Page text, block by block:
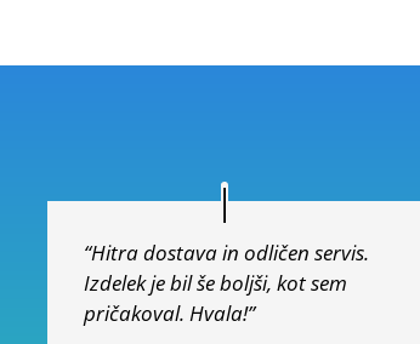
“Hitra dostava in odličen servis.
Izdelek je bil še boljši, kot sem
pričakoval. Hvala!”